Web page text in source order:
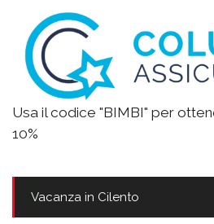
Usa il codice "BIMBI" per
10%
Vacanza in Cilento